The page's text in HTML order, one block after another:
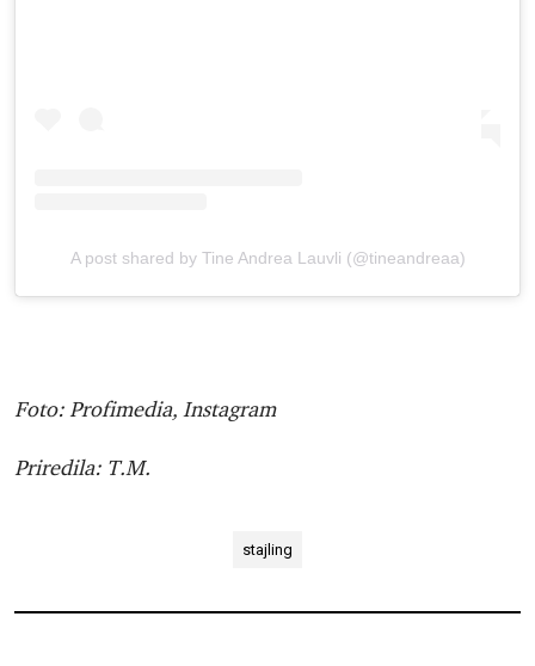
A post shared by Tine Andrea Lauvli (@tineandreaa)
Foto: Profimedia, Instagram
Priredila: T.M.
stajling